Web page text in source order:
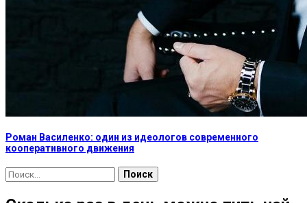
Роман Василенко: один из идеологов современного
кооперативного движения
Найти: